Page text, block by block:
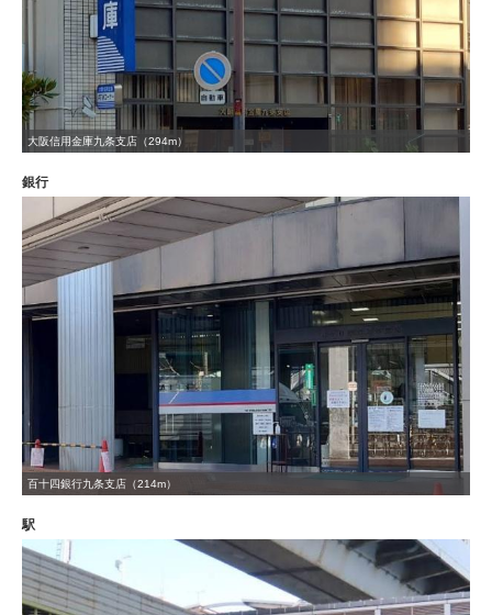
大阪信用金庫九条支店（294m）
銀行
百十四銀行九条支店（214m）
駅